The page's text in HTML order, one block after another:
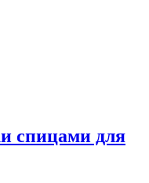
спицами для